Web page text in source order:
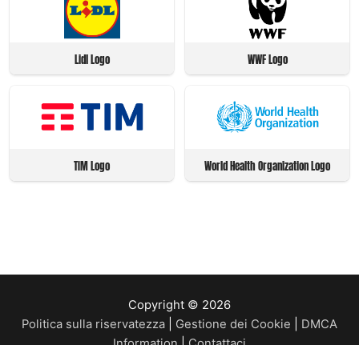
Lidl Logo WWF Logo
TIM Logo World Health Organization Logo
Copyright © 2026
Politica sulla riservatezza
Gestione dei Cookie
DMCA